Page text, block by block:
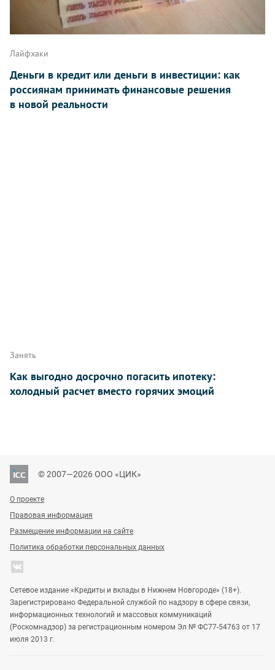
Лайфхаки
Деньги в кредит или деньги в инвестиции: как
россиянам принимать финансовые решения
в новой реальности
Занять
Как выгодно досрочно погасить ипотеку:
холодный расчет вместо горячих эмоций
© 2007—2026 ООО «ЦИК»
О проекте
Правовая информация
Размещение информации на сайте
Политика обработки персональных данных
Сетевое издание «Кредиты и вклады в Нижнем Новгороде» (18+).
Зарегистрировано Федеральной службой по надзору в сфере связи,
информационных технологий и массовых коммуникаций
(Роскомнадзор) за регистрационным номером Эл № ФС77-54763 от 17
июля 2013 г.